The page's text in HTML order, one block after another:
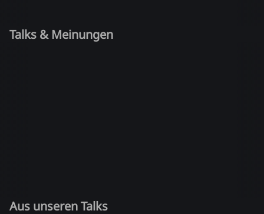
Talks & Meinungen
Aus unseren Talks